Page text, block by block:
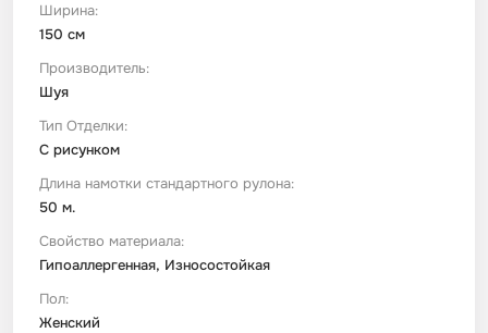
Ширина:
150 см
Производитель:
Шуя
Тип Отделки:
С рисунком
Длина намотки стандартного рулона:
50 м.
Свойство материала:
Гипоаллергенная, Износостойкая
Пол:
Женский